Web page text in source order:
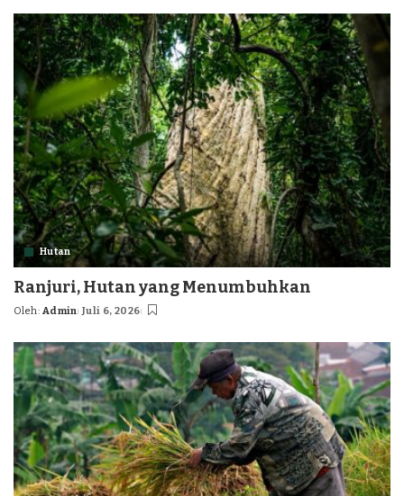
Hutan
Ranjuri, Hutan yang Menumbuhkan
Posted
Oleh: Admin Juli 6, 2026